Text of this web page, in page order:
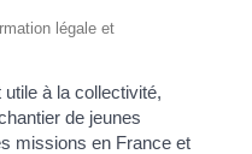
légale et
à la collectivité,
de jeunes
missions en France et